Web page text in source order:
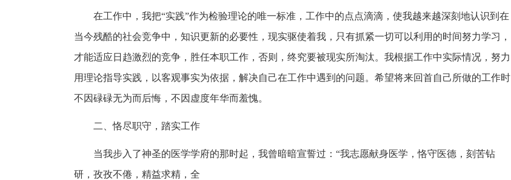
在工作中，我把“实践”作为检验理论的唯一标准，工作中的点点滴滴，使我越来越深刻地认识到在
当今残酷的社会竞争中，知识更新的必要性，现实驱使着我，只有抓紧一切可以利用的时间努力学习，
才能适应日趋激烈的竞争，胜任本职工作，否则，终究要被现实所淘汰。我根据工作中实际情况，努力
用理论指导实践，以客观事实为依据，解决自己在工作中遇到的问题。希望将来回首自己所做的工作时
不因碌碌无为而后悔，不因虚度年华而羞愧。
二、恪尽职守，踏实工作
当我步入了神圣的医学学府的那时起，我曾暗暗宣誓过：“我志愿献身医学，恪守医德，刻苦钻
研，孜孜不倦，精益求精，全